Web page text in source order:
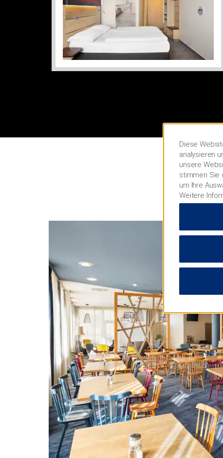
Diese
analysieren
unsere
stimmen Sie
um Ihre
Weitere